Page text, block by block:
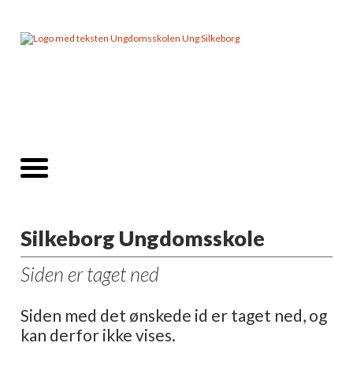
Silkeborg Ungdomsskole
Siden er taget ned
Siden med det ønskede id er taget ned, og
kan derfor ikke vises.